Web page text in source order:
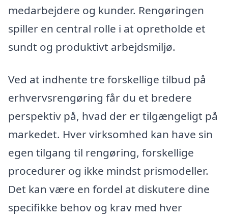
medarbejdere og kunder. Rengøringen
spiller en central rolle i at opretholde et
sundt og produktivt arbejdsmiljø.
Ved at indhente tre forskellige tilbud på
erhvervsrengøring får du et bredere
perspektiv på, hvad der er tilgængeligt på
markedet. Hver virksomhed kan have sin
egen tilgang til rengøring, forskellige
procedurer og ikke mindst prismodeller.
Det kan være en fordel at diskutere dine
specifikke behov og krav med hver